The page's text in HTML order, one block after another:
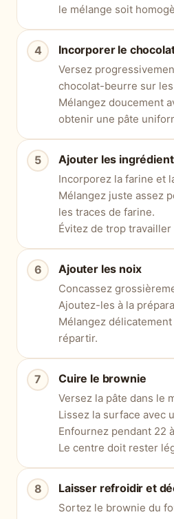
le mélange soit
Incorporer le
Versez
chocolat-beurre sur
Mélangez doucement
obtenir une pâte
Ajouter les
Incorporez la farine et
Mélangez juste assez
les traces de farine.
Évitez de trop travailler
Ajouter les noix
Concassez
Ajoutez-les à la
Mélangez
répartir.
Cuire le brownie
Versez la pâte dans le
Lissez la surface avec
Enfournez pendant 22
Le centre doit rester
Laisser refroidir et
Sortez le brownie du